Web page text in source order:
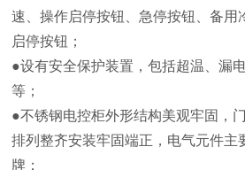
速、操作启停按钮、急停按钮、备用
启停按钮；
●设有安全保护装置，包括超温、漏
等；
●不锈钢电控柜外形结构美观牢固，
排列整齐安装牢固端正，电气元件主
牌；